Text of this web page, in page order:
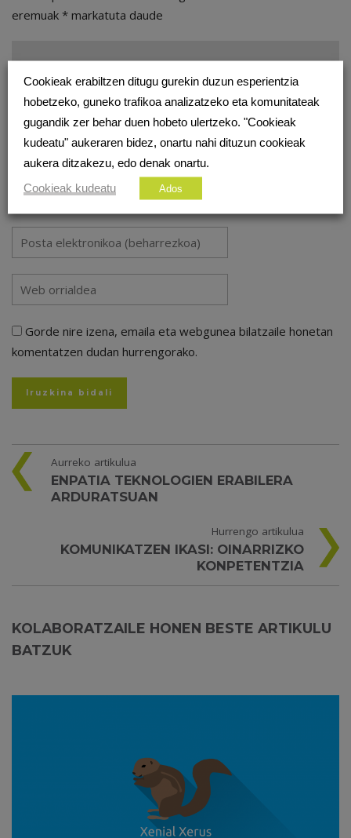
eremuak * markatuta daude
Gorde nire izena, emaila eta webgunea bilatzaile honetan
komentatzen dudan hurrengorako.
Aurreko artikulua
ENPATIA TEKNOLOGIEN ERABILERA
ARDURATSUAN
Hurrengo artikulua
KOMUNIKATZEN IKASI: OINARRIZKO
KONPETENTZIA
KOLABORATZAILE HONEN BESTE ARTIKULU
BATZUK
Cookieak erabiltzen ditugu gurekin duzun esperientzia
hobetzeko, guneko trafikoa analizatzeko eta komunitateak
gugandik zer behar duen hobeto ulertzeko. "Cookieak
kudeatu" aukeraren bidez, onartu nahi dituzun cookieak
aukera ditzakezu, edo denak onartu.
Cookieak kudeatu
Ados